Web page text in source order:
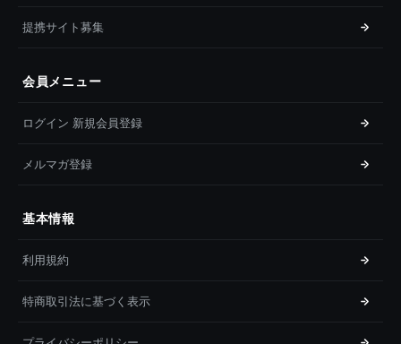
提携サイト募集
会員メニュー
ログイン 新規会員登録
メルマガ登録
基本情報
利用規約
特商取引法に基づく表示